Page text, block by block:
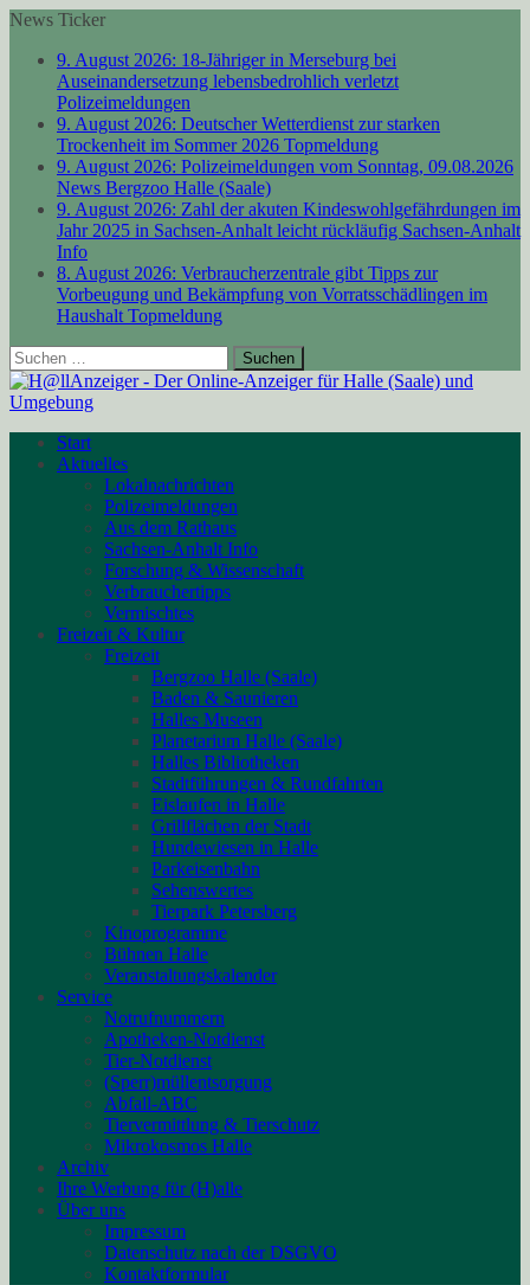
News Ticker
9. August 2026: 18-Jähriger in Merseburg bei
Auseinandersetzung lebensbedrohlich verletzt
Polizeimeldungen
9. August 2026: Deutscher Wetterdienst zur starken
Trockenheit im Sommer 2026 Topmeldung
9. August 2026: Polizeimeldungen vom Sonntag, 09.08.2026
News Bergzoo Halle (Saale)
9. August 2026: Zahl der akuten Kindeswohlgefährdungen im
Jahr 2025 in Sachsen-Anhalt leicht rückläufig Sachsen-Anhalt
Info
8. August 2026: Verbraucherzentrale gibt Tipps zur
Vorbeugung und Bekämpfung von Vorratsschädlingen im
Haushalt Topmeldung
Suchen
nach:
Start
Aktuelles
Lokalnachrichten
Polizeimeldungen
Aus dem Rathaus
Sachsen-Anhalt Info
Forschung & Wissenschaft
Verbrauchertipps
Vermischtes
Freizeit & Kultur
Freizeit
Bergzoo Halle (Saale)
Baden & Saunieren
Halles Museen
Planetarium Halle (Saale)
Halles Bibliotheken
Stadtführungen & Rundfahrten
Eislaufen in Halle
Grillflächen der Stadt
Hundewiesen in Halle
Parkeisenbahn
Sehenswertes
Tierpark Petersberg
Kinoprogramme
Bühnen Halle
Veranstaltungskalender
Service
Notrufnummern
Apotheken-Notdienst
Tier-Notdienst
(Sperr)müllentsorgung
Abfall-ABC
Tiervermittlung & Tierschutz
Mikrokosmos Halle
Archiv
Ihre Werbung für (H)alle
Über uns
Impressum
Datenschutz nach der DSGVO
Kontaktformular